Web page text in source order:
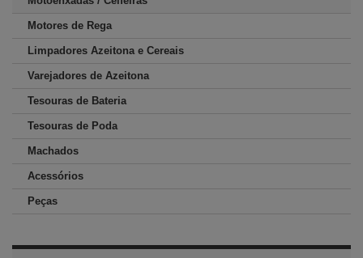
Motores de Rega
Limpadores Azeitona e Cereais
Varejadores de Azeitona
Tesouras de Bateria
Tesouras de Poda
Machados
Acessórios
Peças